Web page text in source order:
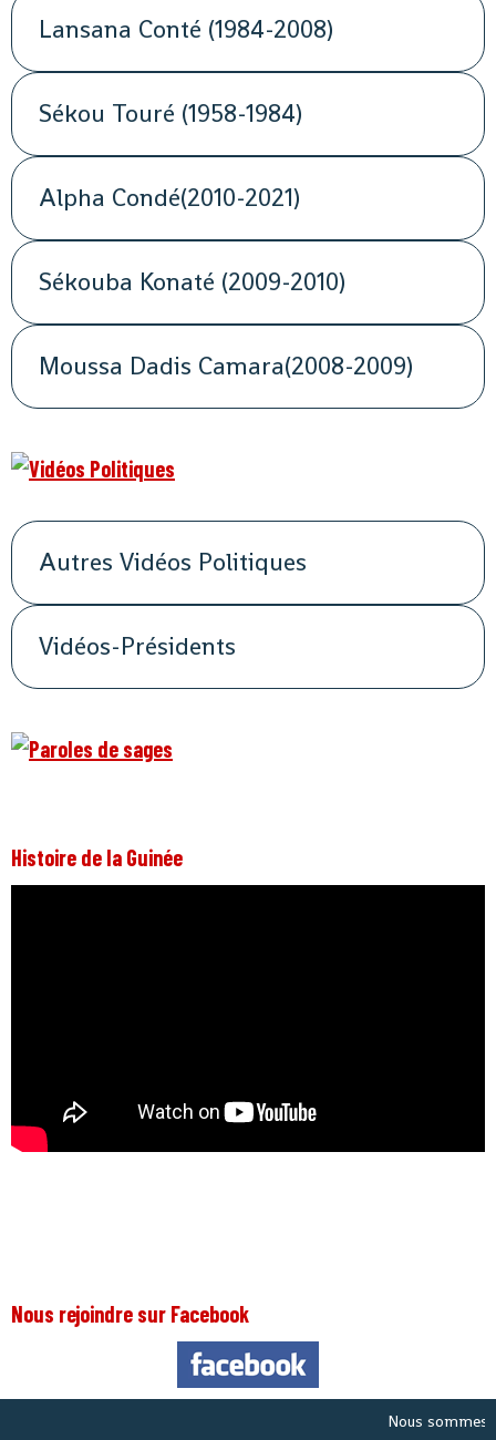
Lansana Conté (1984-2008)
Sékou Touré (1958-1984)
Alpha Condé(2010-2021)
Sékouba Konaté (2009-2010)
Moussa Dadis Camara(2008-2009)
Autres Vidéos Politiques
Vidéos-Présidents
Histoire de la Guinée
Nous rejoindre sur Facebook
Nous sommes le